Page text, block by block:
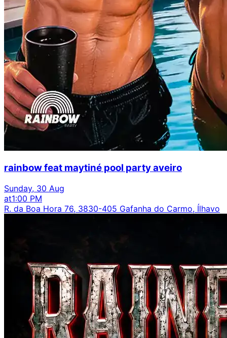
rainbow feat maytiné pool party aveiro
Sunday, 30 Aug
at1:00 PM
R. da Boa Hora 76, 3830-405 Gafanha do Carmo, Ílhavo